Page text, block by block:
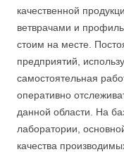
качественной
ветврачами и
стоим на месте.
предприятий,
самостоятельная
оперативно
данной области. На
лаборатории,
качества